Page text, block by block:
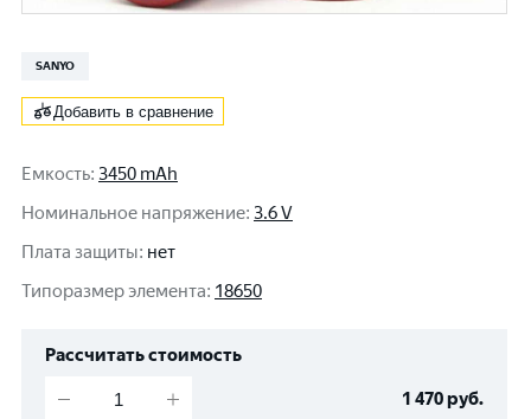
SANYO
Добавить в сравнение
Емкость: 3450 mAh
Номинальное напряжение: 3.6 V
Плата защиты: нет
Типоразмер элемента: 18650
Рассчитать стоимость
1 470руб.